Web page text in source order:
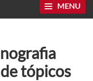
MENU
tópicos